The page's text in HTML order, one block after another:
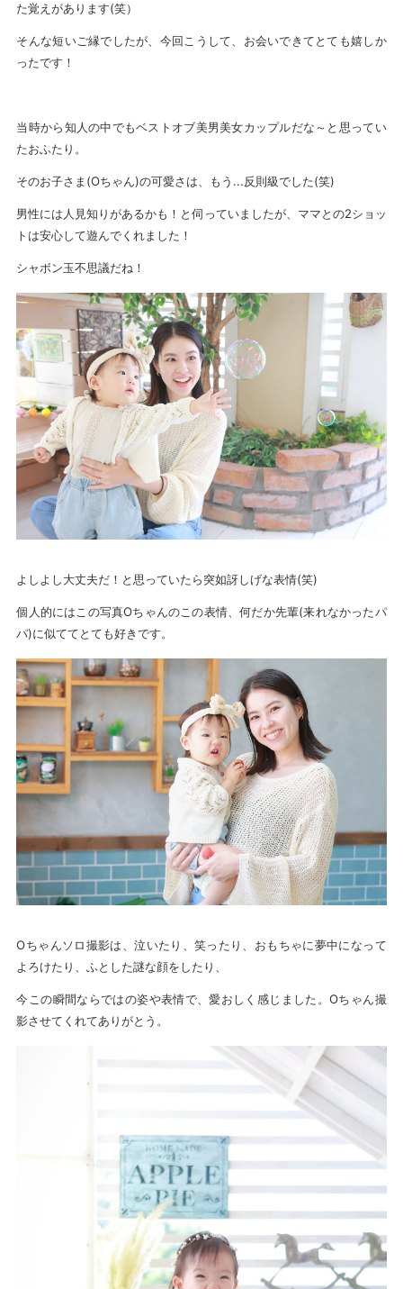
た覚えがあります(笑）
そんな短いご縁でしたが、今回こうして、お会いできてとても嬉しか
ったです！
当時から知人の中でもベストオブ美男美女カップルだな～と思ってい
たおふたり。
そのお子さま(Oちゃん)の可愛さは、もう...反則級でした(笑)
男性には人見知りがあるかも！と伺っていましたが、ママとの2ショッ
トは安心して遊んでくれました！
シャボン玉不思議だね！
よしよし大丈夫だ！と思っていたら突如訝しげな表情(笑)
個人的にはこの写真Oちゃんのこの表情、何だか先輩(来れなかったパ
パ)に似ててとても好きです。
Oちゃんソロ撮影は、泣いたり、笑ったり、おもちゃに夢中になって
よろけたり、ふとした謎な顔をしたり、
今この瞬間ならではの姿や表情で、愛おしく感じました。Oちゃん撮
影させてくれてありがとう。